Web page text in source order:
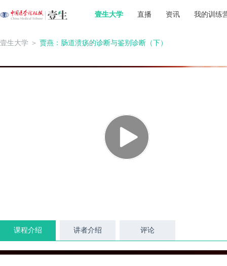
壹生大学 直播 资讯 我的训练
壹生大学 ＞ 贾燕：肠道溃疡的诊断与鉴别诊断（下）
课程介绍 讲者介绍 评论